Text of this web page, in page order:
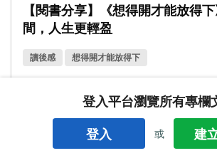
【閱書分享】《想得開才能放得
間，人生更輕盈
讀後感 想得開才能放得下
由我的角度看世界
2026/03/13
登入平台瀏覽所有專欄
登入 或 建